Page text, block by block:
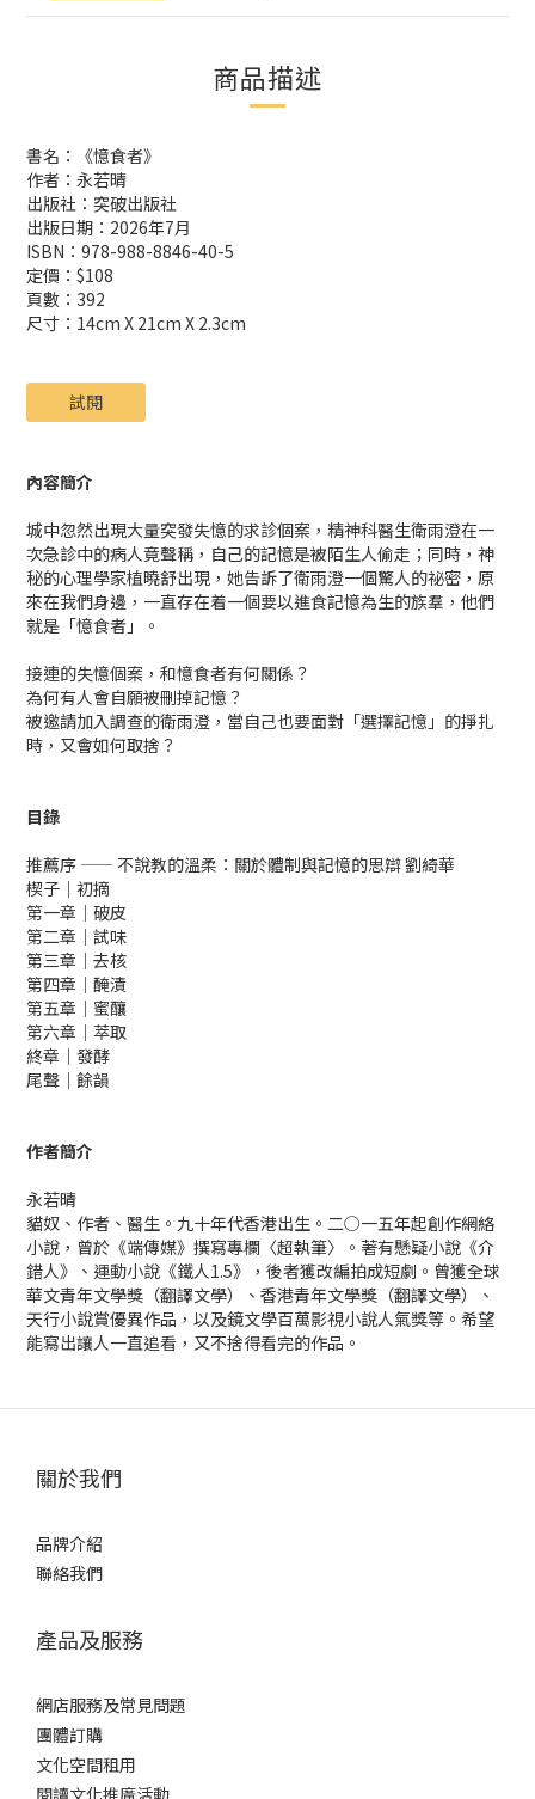
商品描述
書名：《憶食者》
作者：永若晴
出版社：突破出版社
出版日期：2026年7月
ISBN：978-988-8846-40-5
定價：$108
頁數：392
尺寸：14cm X 21cm X 2.3cm
試閱
內容簡介
城中忽然出現大量突發失憶的求診個案，精神科醫生衛雨澄在一
次急診中的病人竟聲稱，自己的記憶是被陌生人偷走；同時，神
秘的心理學家植曉舒出現，她告訴了衛雨澄一個驚人的祕密，原
來在我們身邊，一直存在着一個要以進食記憶為生的族羣，他們
就是「憶食者」。
接連的失憶個案，和憶食者有何關係？
為何有人會自願被刪掉記憶？
被邀請加入調查的衛雨澄，當自己也要面對「選擇記憶」的掙扎
時，又會如何取捨？
目錄
推薦序 —— 不說教的溫柔：關於體制與記憶的思辯 劉綺華
楔子｜初摘
第一章｜破皮
第二章｜試味
第三章｜去核
第四章｜醃漬
第五章｜蜜釀
第六章｜萃取
終章｜發酵
尾聲｜餘韻
作者簡介
永若晴
貓奴、作者、醫生。九十年代香港出生。二○一五年起創作網絡
小說，曾於《端傳媒》撰寫專欄〈超執筆〉。著有懸疑小說《介
錯人》、運動小說《鐵人1.5》，後者獲改編拍成短劇。曾獲全球
華文青年文學獎（翻譯文學）、香港青年文學獎（翻譯文學）、
天行小說賞優異作品，以及鏡文學百萬影視小說人氣獎等。希望
能寫出讓人一直追看，又不捨得看完的作品。
關於我們
品牌介紹
聯絡我們
產品及服務
網店服務及常見問題
團體訂購
文化空間租用
閱讀文化推廣活動